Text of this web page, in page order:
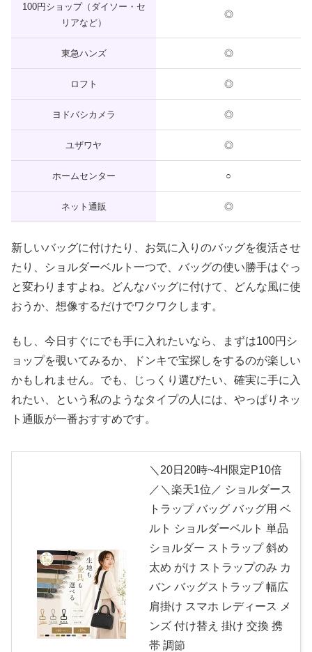
100円ショップ（ダイソー・セ
リアなど）
◎
東急ハンズ ◎
ロフト ◎
ヨドバシカメラ ◎
ユザワヤ ◎
ホームセンター ○
ネット通販 ◎
新しいバッグに付けたり、お気に入りのバッグを復活させ
たり、ショルダーベルト一つで、バッグの使い勝手はぐっ
と変わりますよね。どんなバッグに付けて、どんな風に使
おうか、想像するだけでワクワクします。
もし、今日すぐにでも手に入れたいなら、まずは100円シ
ョップを覗いてみるか、ドンキで宝探しをするのが楽しい
かもしれません。でも、じっくり選びたい、確実に手に入
れたい、という私のようなタイプの人には、やっぱりネッ
ト通販が一番おすすめです。
＼20日20時~4H限定P10倍
／＼楽天1位／ ショルダース
トラップ バッグ バッグ用 ベ
ルト ショルダーベルト 単品
ショルダー ストラップ 斜め
太め がけ ストラップのみ カ
バン バッグストラップ 幅広
肩掛け スマホ レディース メ
ンズ 付け替え 掛け 交換 携
帯 調節